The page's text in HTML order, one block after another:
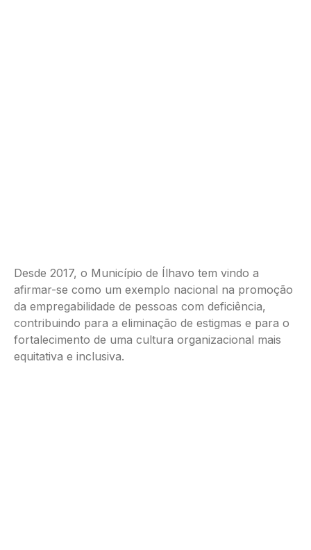
Desde 2017, o Município de Ílhavo tem vindo a
afirmar-se como um exemplo nacional na promoção
da empregabilidade de pessoas com deficiência,
contribuindo para a eliminação de estigmas e para o
fortalecimento de uma cultura organizacional mais
equitativa e inclusiva.